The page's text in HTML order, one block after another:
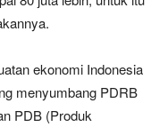
ekonomi Indonesia
menyumbang PDRB
PDB (Produk